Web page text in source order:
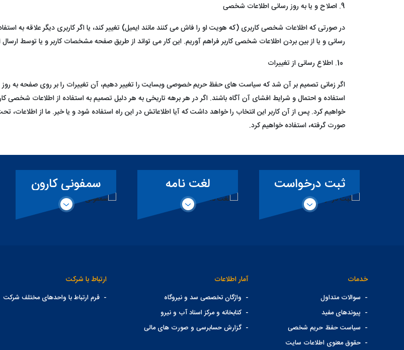
9. اصلاح و یا به روز رسانی اطلاعات شخصی
در صورتی که اطلاعات شخصی کاربری (که هویت او را فاش می کنند مانند ایمیل) تغییر کند، یا اگر کاربری دیگر علاقه به
رسانی و یا از بین بردن اطلاعات شخصی کاربر فراهم آوریم. این کار می تواند از طریق صفحه مشخصات کاربر و یا توسط ارسال
اگر زمانی تصمیم بر آن شد که سیاست های حفظ حریم خصوصی وبسایت را تغییر دهیم، آن تغییرات را بر روی صفحه به روز
استفاده و احتمال و شرایط افشای آن آگاه باشند. اگر در هر برهه تاریخی به هر دلیل تصمیم به استفاده از اطلاعات شخصی
خواهیم کرد. پس از آن کاربر این انتخاب را خواهد داشت که آیا اطلاعاتش در این راه استفاده شود و یا خیر. ما از
صورت گرفته، استفاده خواهیم کرد.
لغت نامه
تخصصی سد
سمفونی کارون ویژه خبرنگاران
خدمات
- سوالات متداول
- پیوندهای مفید
- سیاست حفظ حریم شخصی
- حقوق معنوی اطلاعات سایت
آمار اطلاعات
- واژگان تخصصی سد و نیروگاه
- کتابخانه و مرکز اسناد آب و نیرو
- گزارش حسابرسی و صورت های مالی
ارتباط با شرکت
- فرم ارتباط با واحدهای مختلف شرکت